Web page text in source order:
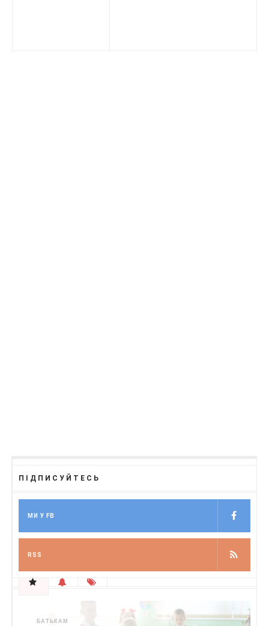
ПІДПИСУЙТЕСЬ
МИ У FB
RSS
БАТЬКАМ